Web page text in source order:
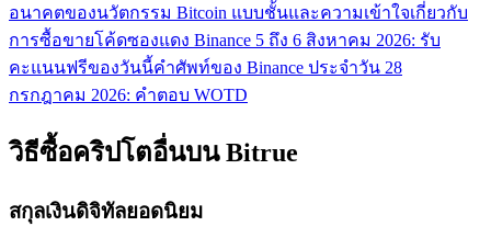
อนาคตของนวัตกรรม Bitcoin แบบชั้นและความเข้าใจเกี่ยวกับ
การซื้อขายโค้ดซองแดง Binance 5 ถึง 6 สิงหาคม 2026: รับ
คะแนนฟรีของวันนี้คำศัพท์ของ Binance ประจำวัน 28
กรกฎาคม 2026: คำตอบ WOTD
วิธีซื้อคริปโตอื่นบน Bitrue
สกุลเงินดิจิทัลยอดนิยม